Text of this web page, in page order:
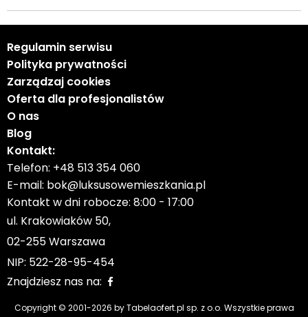
Regulamin serwisu
Polityka prywatności
Zarządzaj cookies
Oferta dla profesjonalistów
O nas
Blog
Kontakt:
Telefon: +48 513 354 060
E-mail: bok@luksusowemieszkania.pl
Kontakt w dni robocze: 8:00 - 17:00
ul. Krakowiaków 50,
02-255 Warszawa
NIP: 522-28-95-454
Znajdziesz nas na:
Copyright © 2001-2026 by Tabelaofert.pl sp. z o.o. Wszystkie prawa